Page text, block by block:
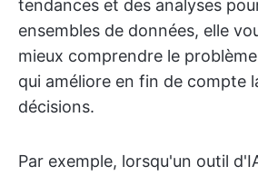
tendances et des analyses
ensembles de données, elle
mieux comprendre le
qui améliore en fin de compte
décisions.
Par exemple, lorsqu'un outil